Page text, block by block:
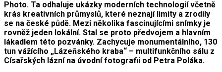
Photo. Ta odhaluje ukázky moderních technologií včetně
krás kreativních průmyslů, které neznají limity a zrodily
se na české půdě. Mezi několika fascinujícími snímky je
rovněž jeden lokální. Stal se proto předvojem a hlavním
lákadlem této pozvánky. Zachycuje monumentálního, 130
tun vážícího „Lázeňského kraba“ – multifunkčního sálu z
Císařských lázní na úvodní fotografii od Petra Poláka.